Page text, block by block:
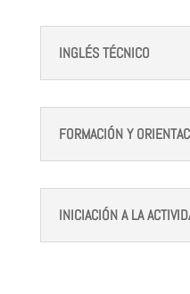
INGLÉS TÉCNICO
FORMACIÓN Y
INICIACIÓN A LA